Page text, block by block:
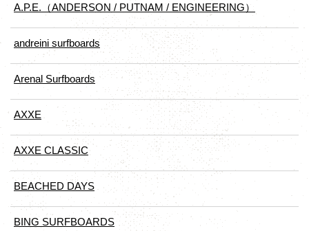
A.P.E.（ANDERSON / PUTNAM / ENGINEERING）
andreini surfboards
Arenal Surfboards
AXXE
AXXE CLASSIC
BEACHED DAYS
BING SURFBOARDS